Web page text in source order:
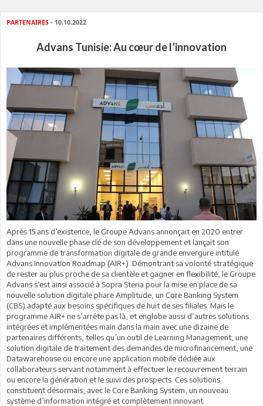
PARTENAIRES - 10.10.2022
Advans Tunisie: Au cœur de l’innovation
Après 15 ans d’existence, le Groupe Advans annonçait en 2020 entrer
dans une nouvelle phase clé de son développement et lançait son
programme de transformation digitale de grande envergure intitulé
Advans Innovation Roadmap (AIR+). Démontrant sa volonté stratégique
de rester au plus proche de sa clientèle et gagner en flexibilité, le Groupe
Advans s’est ainsi associé à Sopra Steria pour la mise en place de sa
nouvelle solution digitale phare Amplitude, un Core Banking System
(CBS) adapté aux besoins spécifiques de huit de ses filiales. Mais le
programme AIR+ ne s’arrête pas là, et englobe aussi d’autres solutions
intégrées et implémentées main dans la main avec une dizaine de
partenaires différents, telles qu’un outil de Learning Management, une
solution digitale de traitement des demandes de microfinancement, une
Datawarehouse ou encore une application mobile dédiée aux
collaborateurs servant notamment à effectuer le recouvrement terrain
ou encore la génération et le suivi des prospects. Ces solutions
constituent désormais, avec le Core Banking System, un nouveau
système d’information intégré et complètement innovant.